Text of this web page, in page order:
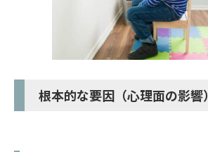
根本的な要因（心理面の影響）